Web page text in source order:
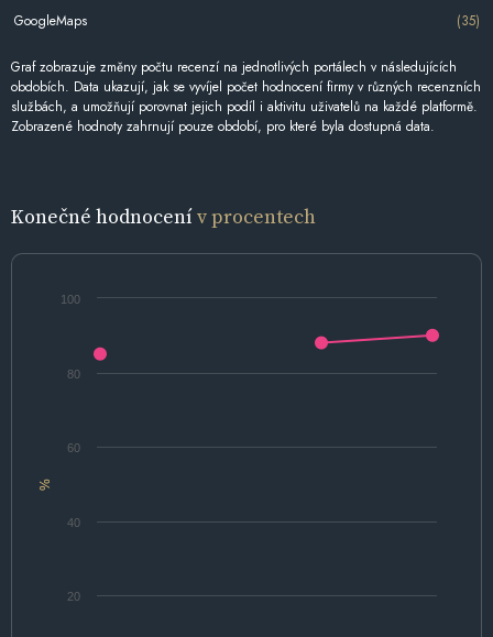
GoogleMaps (35)
Graf zobrazuje změny počtu recenzí na jednotlivých portálech v následujících
obdobích. Data ukazují, jak se vyvíjel počet hodnocení firmy v různých recenzních
službách, a umožňují porovnat jejich podíl i aktivitu uživatelů na každé platformě.
Zobrazené hodnoty zahrnují pouze období, pro které byla dostupná data.
Konečné hodnocenív procentech
%
20
40
60
80
100